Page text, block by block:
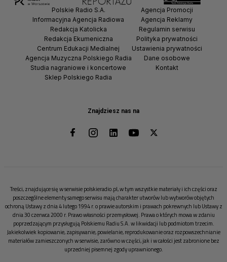
Znajdziesz nas na
Polskie Radio S.A.
Informacyjna Agencja Radiowa
Redakcja Katolicka
Redakcja Ekumeniczna
Centrum Edukacji Medialnej
Agencja Muzyczna Polskiego Radia
Studia nagraniowe i koncertowe
Sklep Polskiego Radia
Agencja Promocji
Agencja Reklamy
Regulamin serwisu
Polityka prywatności
Ustawienia prywatności
Dane osobowe
Kontakt
Treści, znajdujące się w serwisie polskieradio.pl, w tym wszystkie materiały i ich części oraz
poszczególne elementy samego serwisu mają charakter utworów lub wytworów objętych
ochroną Ustawy z dnia 4 lutego 1994 r. o prawie autorskim i prawach pokrewnych lub Ustawy z
dnia 30 czerwca 2000 r. Prawo własności przemysłowej. Prawa o których mowa w zdaniu
poprzedzającym przysługują Polskiemu Radiu S.A. w likwidacji lub podmiotom trzecim.
Jakiekolwiek kopiowanie, zapisywanie, powielanie, reprodukowanie oraz rozpowszechnianie
materiałów zamieszczonych w serwisie, zarówno w części, jak i w całości jest zabronione bez
uprzedniej pisemnej zgody uprawnionego.